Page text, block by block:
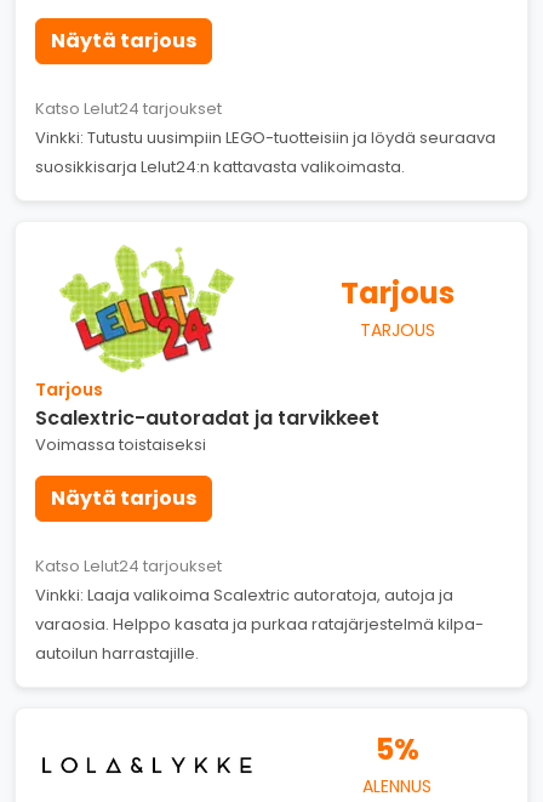
Näytä tarjous
Katso Lelut24 tarjoukset
Vinkki: Tutustu uusimpiin LEGO-tuotteisiin ja löydä seuraava
suosikkisarja Lelut24:n kattavasta valikoimasta.
Tarjous
TARJOUS
Tarjous
Scalextric-autoradat ja tarvikkeet
Voimassa toistaiseksi
Näytä tarjous
Katso Lelut24 tarjoukset
Vinkki: Laaja valikoima Scalextric autoratoja, autoja ja
varaosia. Helppo kasata ja purkaa ratajärjestelmä kilpa-
autoilun harrastajille.
5%
ALENNUS